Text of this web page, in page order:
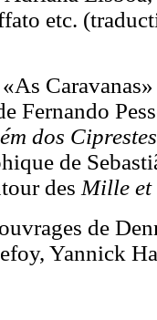
etc.
Fernando
dos Ciprestes
de
des Mille et
de
Yannick